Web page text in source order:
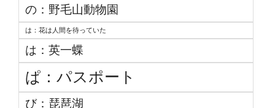
の：野毛山動物園
は：花は人間を待っていた
は：英一蝶
ぱ：パスポート
び：琵琶湖